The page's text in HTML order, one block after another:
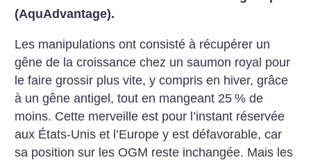
(AquAdvantage).
Les manipulations ont consisté à récupérer un
gêne de la croissance chez un saumon royal pour
le faire grossir plus vite, y compris en hiver, grâce
à un gêne antigel, tout en mangeant 25 % de
moins. Cette merveille est pour l’instant réservée
aux États-Unis et l’Europe y est défavorable, car
sa position sur les OGM reste inchangée. Mais les